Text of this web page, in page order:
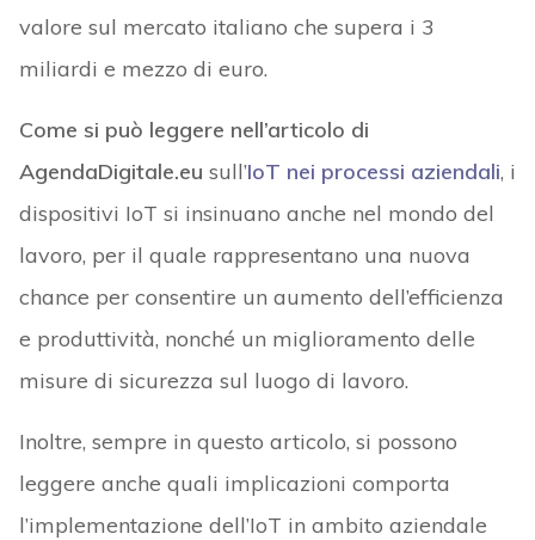
valore sul mercato italiano che supera i 3
miliardi e mezzo di euro.
Come si può leggere nell’articolo di
AgendaDigitale.eu sull’IoT nei processi aziendali, i
dispositivi IoT si insinuano anche nel mondo del
lavoro, per il quale rappresentano una nuova
chance per consentire un aumento dell’efficienza
e produttività, nonché un miglioramento delle
misure di sicurezza sul luogo di lavoro.
Inoltre, sempre in questo articolo, si possono
leggere anche quali implicazioni comporta
l’implementazione dell’IoT in ambito aziendale